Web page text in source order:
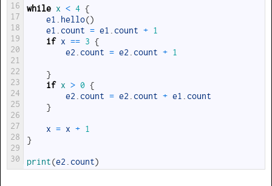
16
17
18
19
20
21
22
23
24
25
26
27
28
29
30
while x < 4 {
e1
hello()
e1
count = e1 count + 1
if x == 3 {
e2
count = e2 count + 1
}
if x > 0 {
e2
count = e2 count + e1
count
}
x = x + 1
}
print(e2 count)